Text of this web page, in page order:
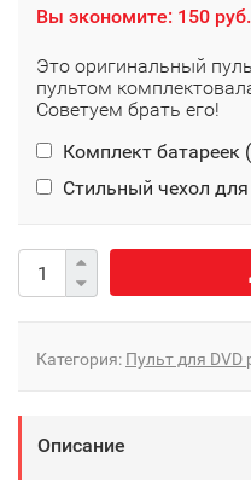
Вы экономите: 150 руб.
Это оригинальный
пультом
Советуем брать его!
Комплект батареек
Стильный чехол для
Категория: Пульт для DVD
Описание